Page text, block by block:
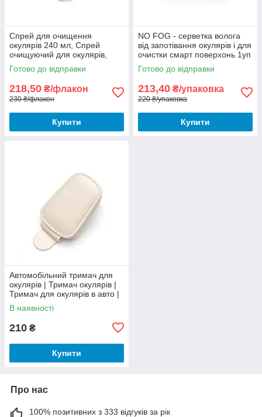
Спрей для очищення
окулярів 240 мл, Спрей
очищуючий для окулярів,
Спрей для очистки смарт
поверхонь
Готово до відправки
218,50 ₴/флакон
230 ₴/флакон
Купити
NO FOG - серветка волога
від запотівання окулярів і для
очистки смарт поверхонь 1уп
(30 шт), Волога серветка для
окулярів
Готово до відправки
213,40 ₴/упаковка
220 ₴/упаковка
Купити
Автомобільний тримач для
окулярів | Тримач окулярів |
Тримач для окулярів в авто |
Тримач на козирок в авто
В наявності
210 ₴
Купити
Про нас
100% позитивних з 333 відгуків за рік